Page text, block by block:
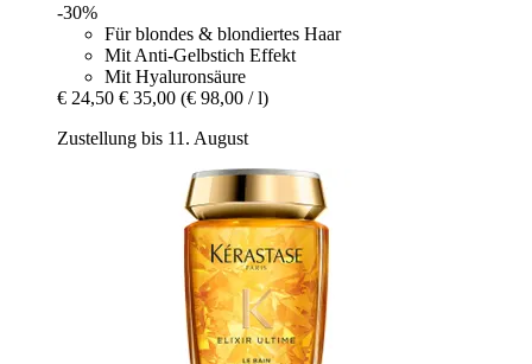
-30%
Für blondes & blondiertes Haar
Mit Anti-Gelbstich Effekt
Mit Hyaluronsäure
€ 24,50 € 35,00 (€ 98,00 / l)
Zustellung bis 11. August